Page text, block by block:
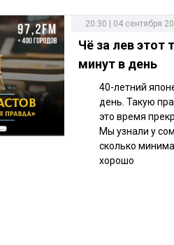
20:30 | 04 сентября
Чё за лев этот
минут в день
40-летний
день. Такую
это время
Мы узнали у
сколько
хорошо